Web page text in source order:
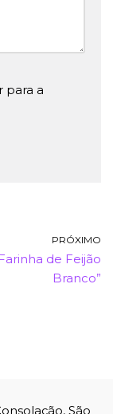
para a
PRÓXIMO
de Feijão
Branco”
São